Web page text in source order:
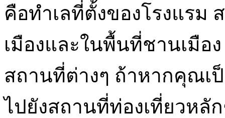
คือทำเลที่ตั้งของโรงแรม
เมืองและในพื้นที่ชานเมือ
สถานที่ต่างๆ ถ้าหากคุณเ
ไปยังสถานที่ท่องเที่ยวหลั